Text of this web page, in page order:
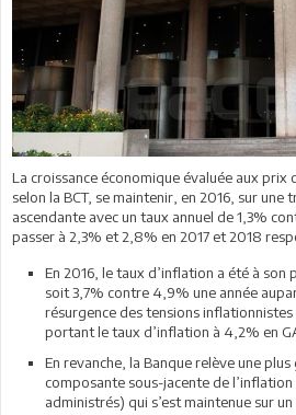
La croissance économique évaluée aux prix
selon la BCT, se maintenir, en 2016, sur
ascendante avec un taux annuel de 1,3%
passer à 2,3% et 2,8% en 2017 et 2018
En 2016, le taux d’inflation a été à son
soit 3,7% contre 4,9% une année
résurgence des tensions inflationnistes
portant le taux d’inflation à 4,2% en
En revanche, la Banque relève une
composante sous-jacente de
administrés) qui s’est maintenue sur